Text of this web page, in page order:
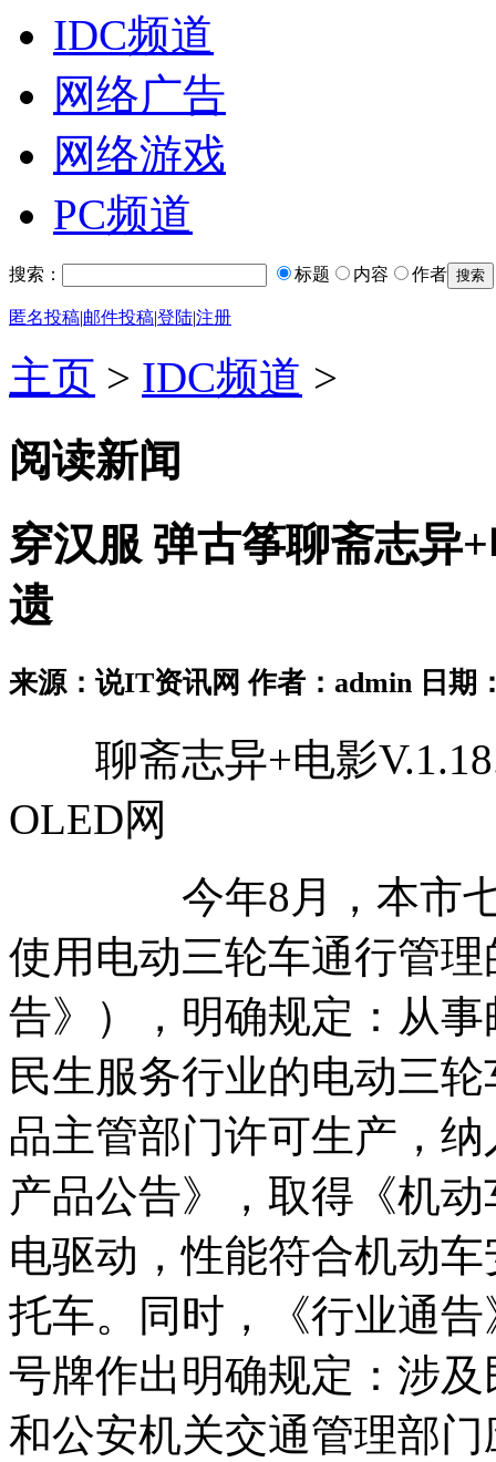
IDC频道
网络广告
网络游戏
PC频道
搜索： 标题 内容 作者
匿名投稿|邮件投稿|登陆|注册
主页 > IDC频道 >
阅读新闻
穿汉服 弹古筝聊斋志异
遗
来源：说IT资讯网 作者：admin 日期
聊斋志异+电影
OLED网
今年8月，本市七部
使用电动三轮车通行管
告》），明确规定：从
民生服务行业的电动三
品主管部门许可生产，
产品公告》，取得《机
电驱动，性能符合机动
托车。同时，《行业通
号牌作出明确规定：涉
和公安机关交通管理部